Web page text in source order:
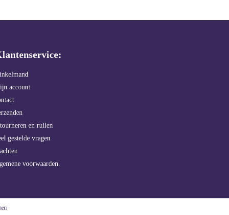
account
en ruilen
gestelde vragen
voorwaarden.